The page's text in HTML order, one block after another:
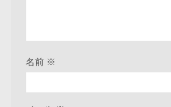
名前 ※